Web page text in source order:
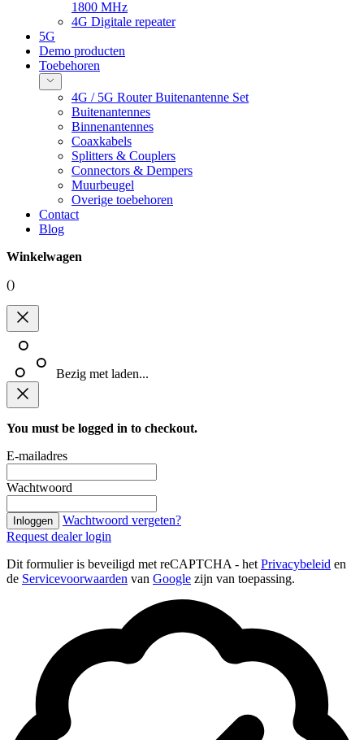
1800 MHz
4G Digitale repeater
5G
Demo producten
Toebehoren
4G / 5G Router Buitenantenne Set
Buitenantennes
Binnenantennes
Coaxkabels
Splitters & Couplers
Connectors & Dempers
Muurbeugel
Overige toebehoren
Contact
Blog
Winkelwagen
()
Bezig met laden...
You must be logged in to checkout.
E-mailadres
Wachtwoord
Inloggen
Wachtwoord vergeten?
Request dealer login
Dit formulier is beveiligd met reCAPTCHA - het Privacybeleid en
de Servicevoorwaarden van Google zijn van toepassing.